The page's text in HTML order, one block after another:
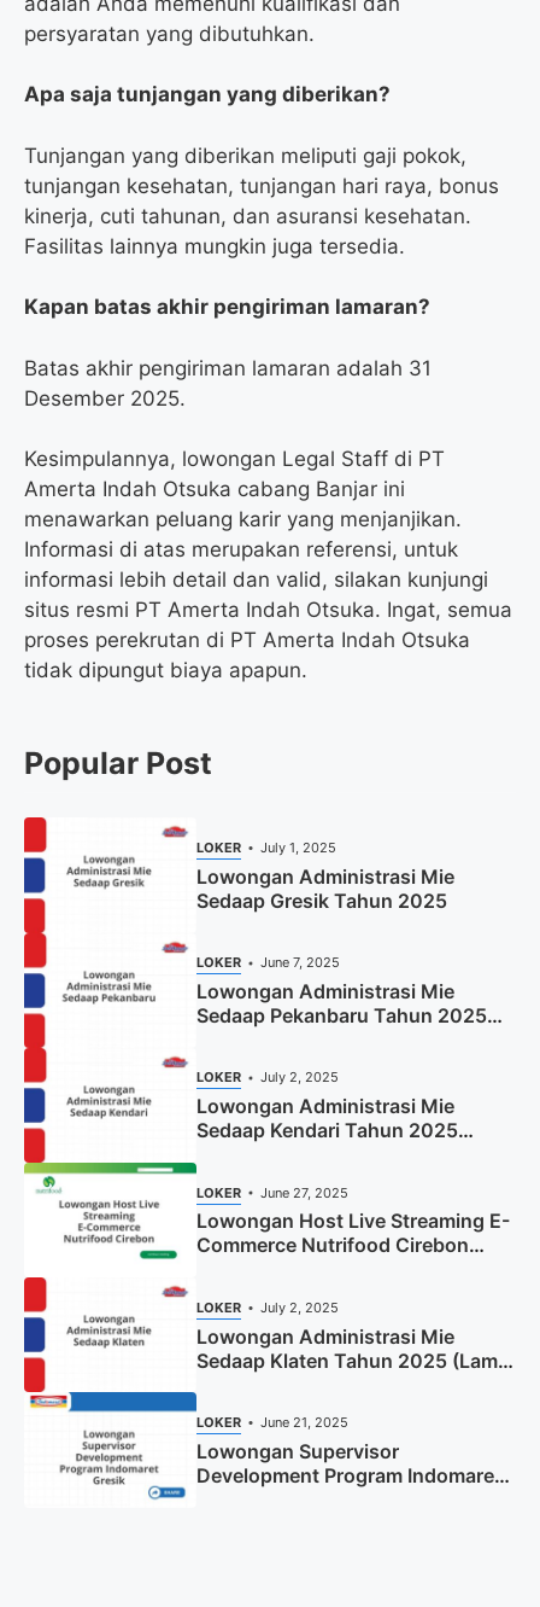
persyaratan yang dibutuhkan.
Apa saja tunjangan yang diberikan?
Tunjangan yang diberikan meliputi gaji pokok,
tunjangan kesehatan, tunjangan hari raya, bonus
kinerja, cuti tahunan, dan asuransi kesehatan.
Fasilitas lainnya mungkin juga tersedia.
Kapan batas akhir pengiriman lamaran?
Batas akhir pengiriman lamaran adalah 31
Desember 2025.
Kesimpulannya, lowongan Legal Staff di PT
Amerta Indah Otsuka cabang Banjar ini
menawarkan peluang karir yang menjanjikan.
Informasi di atas merupakan referensi, untuk
informasi lebih detail dan valid, silakan kunjungi
situs resmi PT Amerta Indah Otsuka. Ingat, semua
proses perekrutan di PT Amerta Indah Otsuka
tidak dipungut biaya apapun.
Popular Post
LOKER July 1, 2025
Lowongan Administrasi Mie
Sedaap Gresik Tahun 2025
LOKER June 7, 2025
Lowongan Administrasi Mie
Sedaap Pekanbaru Tahun 2025
LOKER July 2, 2025
Lowongan Administrasi Mie
Sedaap Kendari Tahun 2025
LOKER June 27, 2025
Lowongan Host Live Streaming E-
Commerce Nutrifood Cirebon
LOKER July 2, 2025
Lowongan Administrasi Mie
Sedaap Klaten Tahun 2025 (Lamar
LOKER June 21, 2025
Lowongan Supervisor
Development Program Indomaret